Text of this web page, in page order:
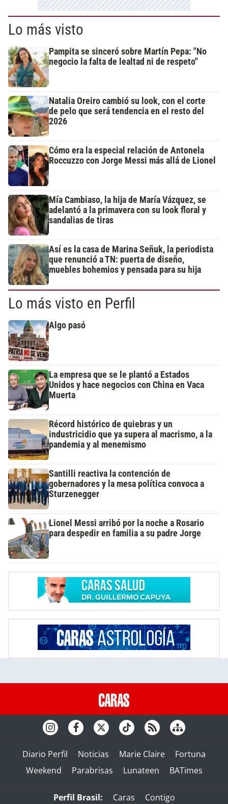
Lo más visto
Pampita se sinceró sobre Martín Pepa: "No
negocio la falta de lealtad ni de respeto"
Natalia Oreiro cambió su look, con el corte
de pelo que será tendencia en el resto del
2026
Cómo era la especial relación de Antonela
Roccuzzo con Jorge Messi más allá de Lionel
Mía Cambiaso, la hija de María Vázquez, se
adelantó a la primavera con su look floral y
sandalias de tiras
Así es la casa de Marina Señuk, la periodista
que renunció a TN: puerta de diseño,
muebles bohemios y pensada para su hija
Lo más visto en Perfil
Algo pasó
La empresa que se le plantó a Estados
Unidos y hace negocios con China en Vaca
Muerta
Récord histórico de quiebras y un
industricidio que ya supera al macrismo, a la
pandemia y al menemismo
Santilli reactiva la contención de
gobernadores y la mesa política convoca a
Sturzenegger
Lionel Messi arribó por la noche a Rosario
para despedir en familia a su padre Jorge
Diario Perfil Noticias Marie Claire
Fortuna
Weekend
Parabrisas Lunateen BATimes
Perfil Brasil: Caras Contigo